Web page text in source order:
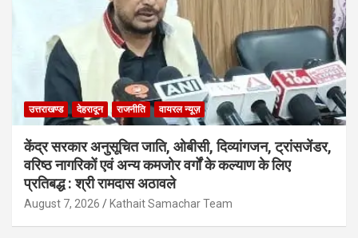
उत्तराखण्ड देहरादून राजनीति वायरल न्यूज़
केंद्र सरकार अनुसूचित जाति, ओबीसी, दिव्यांगजन, ट्रांसजेंडर,
वरिष्ठ नागरिकों एवं अन्य कमजोर वर्गों के कल्याण के लिए
प्रतिबद्ध : श्री रामदास अठावले
August 7, 2026 Kathait Samachar Team